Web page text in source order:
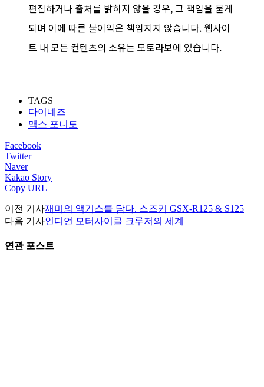
편집하거나 출처를 밝히지 않을 경우, 그 책임을 묻게
되며 이에 따른 불이익은 책임지지 않습니다. 웹사이
트 내 모든 컨텐츠의 소유는 모토라보에 있습니다.
TAGS
다이네즈
맥스 포니토
Facebook
Twitter
Naver
Kakao Story
Copy URL
이전 기사재미의 액기스를 담다. 스즈키 GSX-R125 & S125
다음 기사인디언 모터사이클 크루저의 세계
연관 포스트